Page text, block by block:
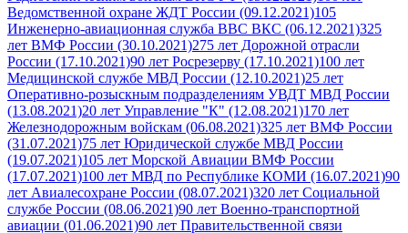
Ведомственной охране ЖДТ России (09.12.2021)105
Инженерно-авиационная служба ВВС ВКС (06.12.2021)325
лет ВМФ России (30.10.2021)275 лет Дорожной отрасли
России (17.10.2021)90 лет Росрезерву (17.10.2021)100 лет
Медицинской службе МВД России (12.10.2021)25 лет
Оперативно-розыскным подразделениям УВДТ МВД России
(13.08.2021)20 лет Управление "К" (12.08.2021)170 лет
Железнодорожным войскам (06.08.2021)325 лет ВМФ России
(31.07.2021)75 лет Юридической службе МВД России
(19.07.2021)105 лет Морской Авиации ВМФ России
(17.07.2021)100 лет МВД по Республике КОМИ (16.07.2021)90
лет Авиалесохране России (08.07.2021)320 лет Социальной
службе России (08.06.2021)90 лет Военно-транспортной
авиации (01.06.2021)90 лет Правительственной связи